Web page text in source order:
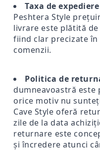
Taxa de
Peshtera Style
livrare este plătită
fiind clar precizate
comenzii.
Politica de
dumneavoastră este
orice motiv nu
Cave Style oferă
zile de la data
returnare este
și încredere atunci